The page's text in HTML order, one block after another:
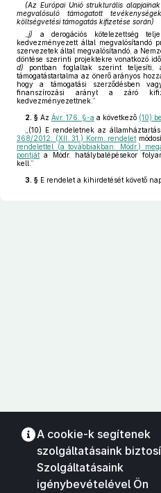
(Az Európai Unió strukturális
megvalósuló támogatott
költségvetési támogatás kifizetése során)
j) a derogációs kötelezettség
kedvezményezett által megvalósítandó
szervezetek által megvalósítandó, a
döntése szerinti projektekre vonatkozó
d) pontban foglaltak szerint
támogatástartalma az önerő arányos
hogy a támogatási szerződésben
finanszírozási arányt a záró
kedvezményezettnek.”
2. § Az Ávr. 176. §-a a következő (10)
„(10) E rendeletnek az
368/2012. (XII. 31.) Korm. rendelet
rendelettel (a továbbiakban: Módr.)
pontját a Módr. hatálybalépésekor
kell.”
3. § E rendelet a kihirdetését követő
A cookie-k segítenek
szolgáltatásaink
Szolgáltatásaink
igénybevételével Ön